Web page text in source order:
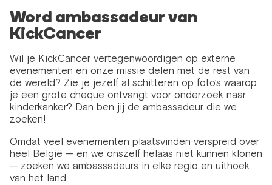
Word ambassadeur van
KickCancer
Wil je KickCancer vertegenwoordigen op externe
evenementen en onze missie delen met de rest van
de wereld? Zie je jezelf al schitteren op foto’s waarop
je een grote cheque ontvangt voor onderzoek naar
kinderkanker? Dan ben jij de ambassadeur die we
zoeken!
Omdat veel evenementen plaatsvinden verspreid over
heel België — en we onszelf helaas niet kunnen klonen
— zoeken we ambassadeurs in elke regio en uithoek
van het land.